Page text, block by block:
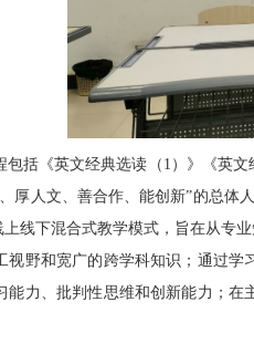
包括《英文经典选读（1）》《英
厚人文、善合作、能创新”的总体
上线下混合式教学模式，旨在从专
视野和宽广的跨学科知识；通过
能力、批判性思维和创新能力；